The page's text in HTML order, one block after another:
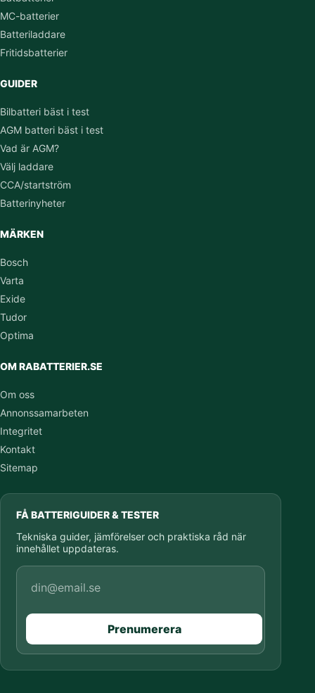
MC-batterier
Batteriladdare
Fritidsbatterier
GUIDER
Bilbatteri bäst i test
AGM batteri bäst i test
Vad är AGM?
Välj laddare
CCA/startström
Batterinyheter
MÄRKEN
Bosch
Varta
Exide
Tudor
Optima
OM RABATTERIER.SE
Om oss
Annonssamarbeten
Integritet
Kontakt
Sitemap
FÅ BATTERIGUIDER & TESTER
Tekniska guider, jämförelser och praktiska råd när
innehållet uppdateras.
E-postadress
Prenumerera